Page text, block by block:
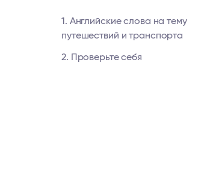
1. Английские слова на тему
путешествий и транспорта
2. Проверьте себя